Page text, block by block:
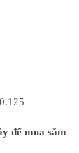
để mua sắm